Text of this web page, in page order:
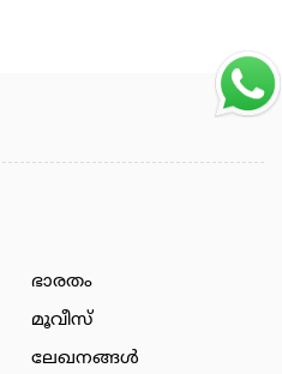
ഭാരതം
മൂവീസ്
ലേഖനങ്ങള്‍